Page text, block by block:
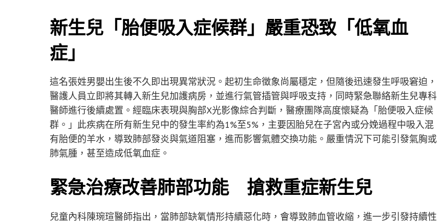
新生兒「胎便吸入症候群」嚴重恐致「低氧血
症」
這名張姓男嬰出生後不久即出現異常狀況。起初生命徵象尚屬穩定，但隨後迅速發生呼吸窘迫，
醫護人員立即將其轉入新生兒加護病房，並進行氣管插管與呼吸支持，同時緊急聯絡新生兒專科
醫師進行後續處置。經臨床表現與胸部X光影像綜合判斷，醫療團隊高度懷疑為「胎便吸入症候
群。」此疾病在所有新生兒中的發生率約為1%至5%，主要因胎兒在子宮內或分娩過程中吸入混
有胎便的羊水，導致肺部發炎與氣道阻塞，進而影響氣體交換功能。嚴重情況下可能引發氣胸或
肺氣腫，甚至造成低氧血症。
緊急治療改善肺部功能 搶救重症新生兒
兒童內科陳琬瑄醫師指出，當肺部缺氧情形持續惡化時，會導致肺血管收縮，進一步引發持續性